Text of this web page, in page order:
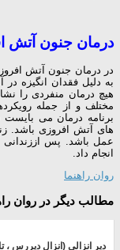
درمان جنون آتش
در درمان جنون آتش
به دلیل فقدان انگیزه
هیچ درمان منفردی را
مختلف و از جمله
برنامه درمان می بایست
های آتش افروزی باشد.
عمل باشد. پس اززندانی
انجام داد.
روان راهنما
مطالب دیگر در روان
دیر انزالی (انزال دیررس ،